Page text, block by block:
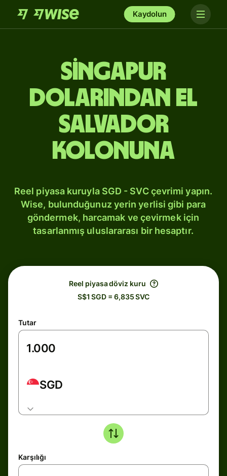
Kaydolun
Singapur
dolarından El
Salvador
kolonuna
Reel piyasa kuruyla SGD - SVC çevrimi yapın.
Wise, bulunduğunuz yerin yerlisi gibi para
göndermek, harcamak ve çevirmek için
tasarlanmış uluslararası bir hesaptır.
Reel piyasa döviz kuru
S$1 SGD = 6,835 SVC
Tutar
SGD
Karşılığı